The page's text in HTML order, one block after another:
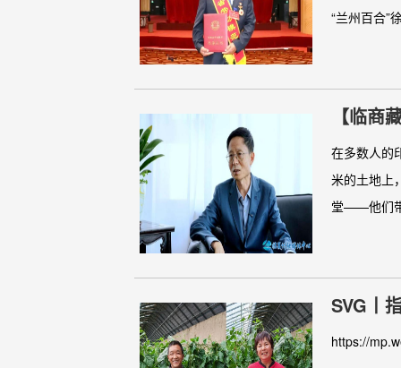
“兰州百合”
【临商
在多数人的
米的土地上
堂——他们
SVG丨
https://